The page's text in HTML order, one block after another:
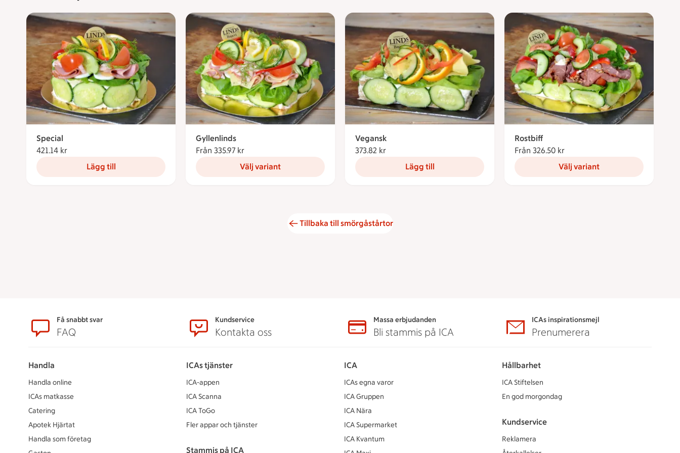
Special
421.14 kr
Lägg till
Gyllenlinds
Från 335.97 kr
Välj variant
Vegansk
373.82 kr
Lägg till
Rostbiff
Från 326.50 kr
Välj variant
Tillbaka till smörgåstårtor
SidfotFå snabbt svar
FAQ
Kundservice
Kontakta oss
Massa erbjudanden
Bli stammis på ICA
ICAs inspirationsmejl
Prenumerera
Handla
Handla online
ICAs matkasse
Catering
Apotek Hjärtat
Handla som företag
ICAs tjänster
ICA-appen
ICA Scanna
ICA ToGo
Fler appar och tjänster
Stammis på ICA
ICA
ICAs egna varor
ICA Gruppen
ICA Nära
ICA Supermarket
ICA Kvantum
Hållbarhet
ICA Stiftelsen
En god morgondag
Kundservice
Reklamera